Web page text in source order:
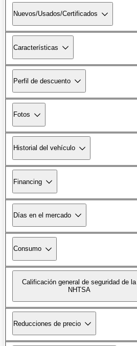
Nuevos/Usados/Certificados
Características
Perfil de descuento
Fotos
Historial del vehículo
Financing
Días en el mercado
Consumo
Calificación general de seguridad de la
NHTSA
Reducciones de precio